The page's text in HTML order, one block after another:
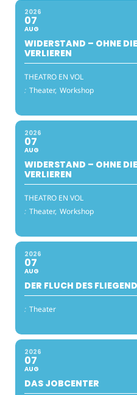
2026
07
AUG
WIDERSTAND – OHNE
VERLIEREN
THEATRO EN VOL
: Theater, Workshop
2026
07
AUG
WIDERSTAND – OHNE
VERLIEREN
THEATRO EN VOL
: Theater, Workshop
2026
07
AUG
DER FLUCH DES
: Theater
2026
07
AUG
DAS JOBCENTER